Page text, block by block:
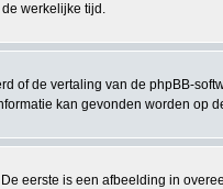
werkelijke tijd.
of de vertaling van de phpBB-
kan gevonden worden op
eerste is een afbeelding in